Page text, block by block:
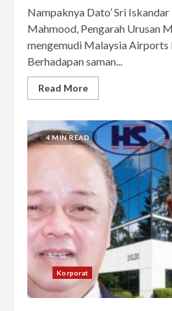
Nampaknya Dato’ Sri
Mahmood, Pengarah Urusan
mengemudi Malaysia Airports
Berhadapan saman...
Read More
4 MIN READ
Korporat